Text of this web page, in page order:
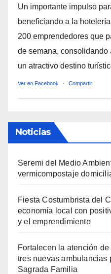
Un importante impulso
beneficiando a la
200 emprendedores que
de semana,
un atractivo destino
Ver en Facebook · Compartir
Noticias
Seremi del Medio
vermicompostaje
Fiesta Costumbrista del
economía local con
y el emprendimiento
Fortalecen la atención
tres nuevas ambulancias
Sagrada Familia